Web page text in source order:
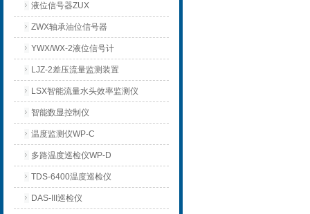
液位信号器ZUX
ZWX轴承油位信号器
YWX/WX-2液位信号计
LJZ-2差压流量监测装置
LSX智能流量水头效率监测仪
智能数显控制仪
温度监测仪WP-C
多路温度巡检仪WP-D
TDS-6400温度巡检仪
DAS-III巡检仪